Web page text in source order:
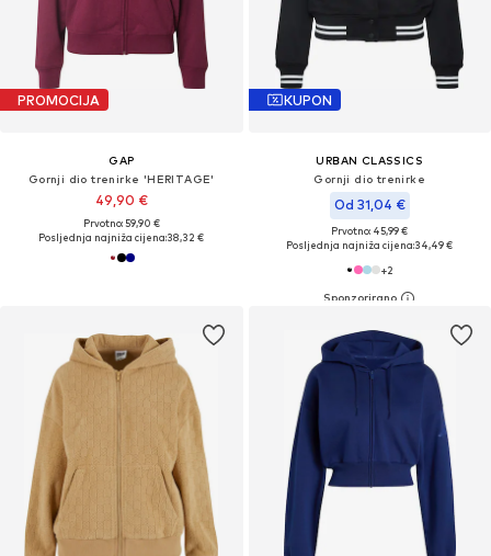
PROMOCIJA
GAP
Gornji dio trenirke 'HERITAGE'
49,90 €
Prvotno: 59,90 €
Posljednja najniža cijena:38,32 €
KUPON
URBAN CLASSICS
Gornji dio trenirke
Od 31,04 €
Prvotno: 45,99 €
Posljednja najniža cijena:34,49 €
+2